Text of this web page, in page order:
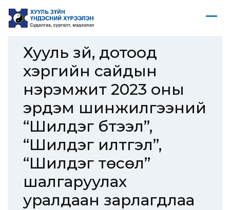
Хууль зүй, дотоод
хэргийн сайдын
нэрэмжит 2023 оны
эрдэм шинжилгээний
“Шилдэг бүтээл”,
“Шилдэг илтгэл”,
“Шилдэг төсөл”
шалгаруулах
уралдаан зарлагдлаа